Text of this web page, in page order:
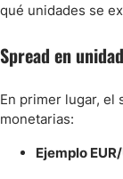
qué unidades se
Spread en
En primer lugar, el
monetarias:
Ejemplo